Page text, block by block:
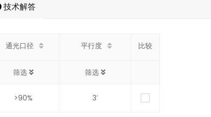
技术解答
通光口径 平行度 比较
筛选 筛选
>90% 3′